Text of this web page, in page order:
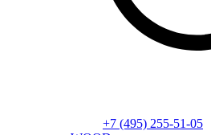
+7 (495) 255-51-05